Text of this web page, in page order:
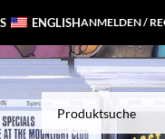
ENGLISHANMELDEN /